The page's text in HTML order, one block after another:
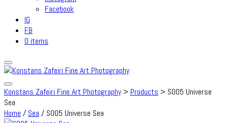
Facebook
IG
FB
0 items
Konstans Zafeiri Fine Art Photography> Products > S005 Universe
Sea
Home / Sea / S005 Universe Sea